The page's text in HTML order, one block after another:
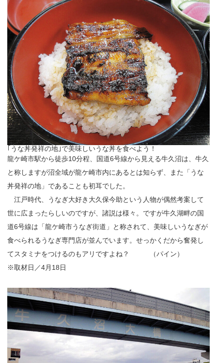
｢うな丼発祥の地｣で美味しいうな丼を食べよう！
龍ケ崎市駅から徒歩10分程、国道6号線から見える牛久沼は、牛久
と称しますが沼全域が龍ケ崎市内にあるとは知らず、また「うな
丼発祥の地」であることも初耳でした。
江戸時代、うなぎ大好き大久保今助という人物が偶然考案して
世に広まったらしいのですが、諸説は様々。ですが牛久湖畔の国
道6号線は「龍ケ崎市うなぎ街道」と称されて、美味しいうなぎが
食べられるうなぎ専門店が並んでいます。せっかくだから奮発し
てスタミナをつけるのもアリですよね？ （パイン）
※取材日／4月18日